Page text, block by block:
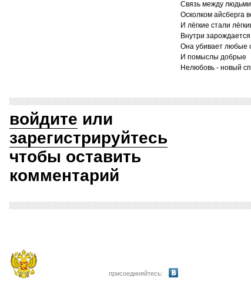
Связь между
Осколком айсберга
И лёгкие стали
Внутри
Она убивает любые
И помыслы добрые
Нелюбовь - новый
войдите или
зарегистрируйтесь
чтобы оставить
комментарий
присоединяйтесь: